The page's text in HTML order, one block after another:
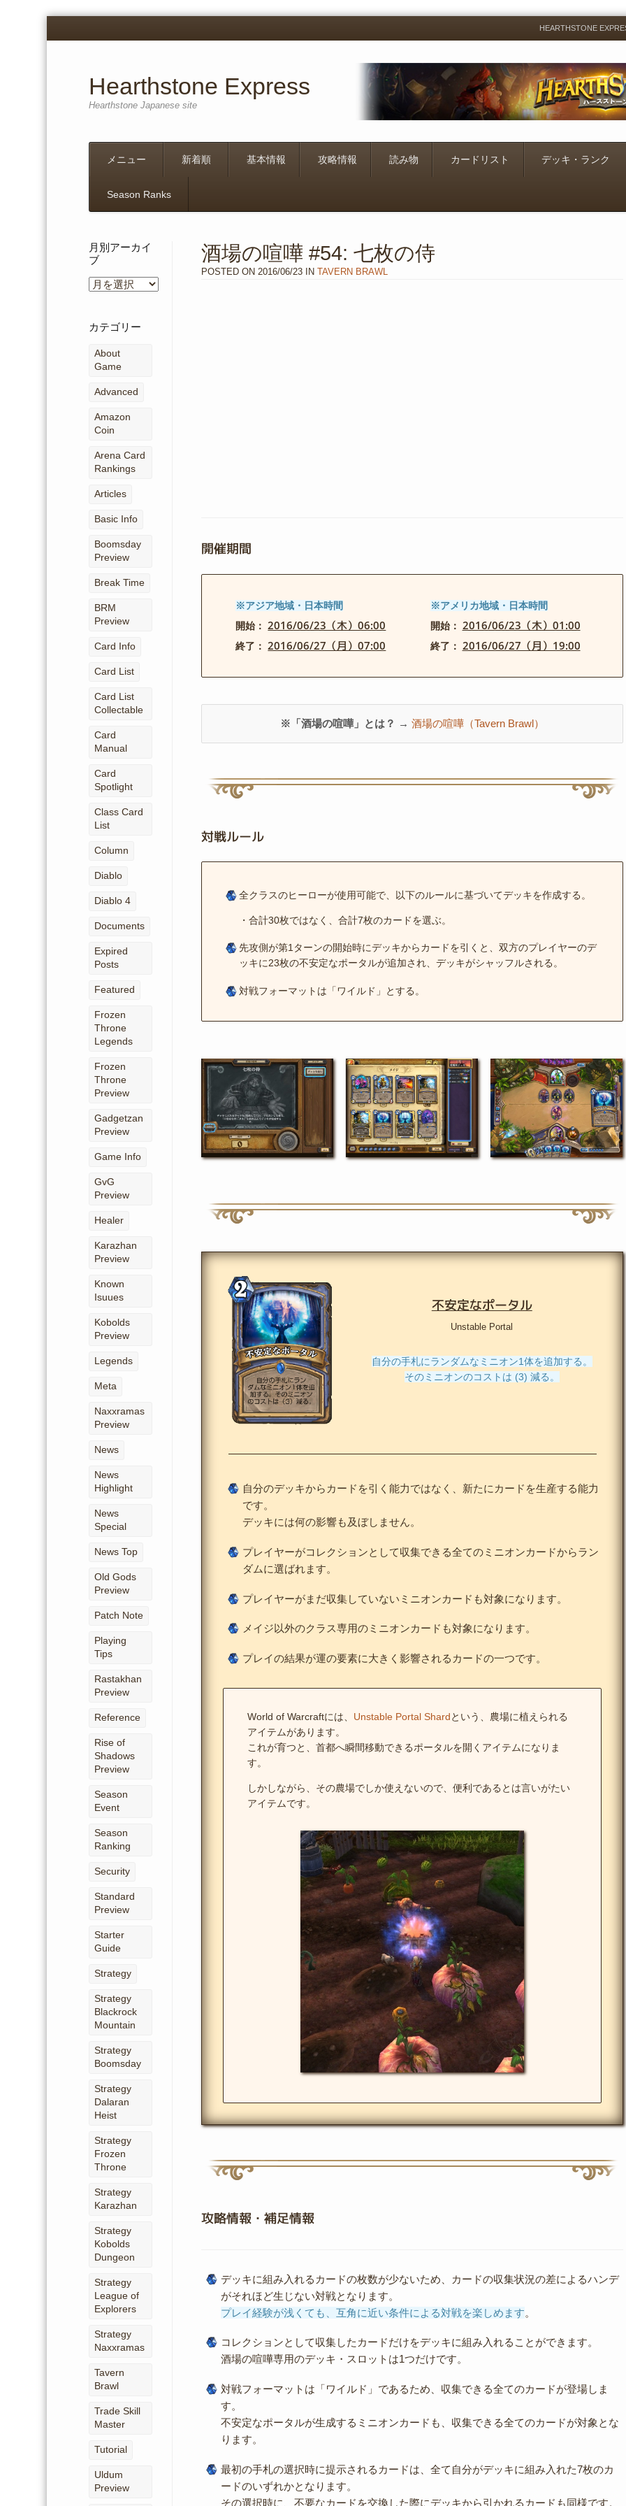
Menu
Skip
to
HEARTHSTONE
Hearthstone Express
Hearthstone Japanese site
メニュー 新着順 基本情報 攻略情報 読み物 カードリスト デッキ・ランク
Season Ranks
酒場の喧嘩 #54: 七枚の侍
POSTED ON 2016/06/23 INTAVERN BRAWL
開催期間
※アジア地域・日本時間
開始：2016/06/23（木）06:00
終了：2016/06/27（月）07:00
※アメリカ地域・日本時間
開始： 2016/06/23（木）01:00
終了： 2016/06/27（月）19:00
※「酒場の喧嘩」とは？ →酒場の喧嘩（Tavern Brawl）
対戦ルール
全クラスのヒーローが使用可能で、以下のルールに基づいてデッキを作成する。
・合計30枚ではなく、合計7枚のカードを選ぶ。
先攻側が第1ターンの開始時にデッキからカードを引くと、双方のプレイヤーのデ
ッキに23枚の不安定なポータルが追加され、デッキがシャッフルされる。
対戦フォーマットは「ワイルド」とする。
不安定なポータル
Unstable Portal
自分の手札にランダムなミニオン1体を追加する。
そのミニオンのコストは (3) 減る。
自分のデッキからカードを引く能力ではなく、新たにカードを生産する能力
です。
デッキには何の影響も及ぼしません。
プレイヤーがコレクションとして収集できる全てのミニオンカードからラン
ダムに選ばれます。
プレイヤーがまだ収集していないミニオンカードも対象になります。
メイジ以外のクラス専用のミニオンカードも対象になります。
プレイの結果が運の要素に大きく影響されるカードの一つです。
World of Warcraftには、 Unstable Portal Shardという、農場に植えられる
アイテムがあります。
これが育つと、首都へ瞬間移動できるポータルを開くアイテムになりま
す。
しかしながら、その農場でしか使えないので、便利であるとは言いがたい
アイテムです。
攻略情報・補足情報
デッキに組み入れるカードの枚数が少ないため、カードの収集状況の差によるハンデ
がそれほど生じない対戦となります。
プレイ経験が浅くても、互角に近い条件による対戦を楽しめます。
コレクションとして収集したカードだけをデッキに組み入れることができます。
酒場の喧嘩専用のデッキ・スロットは1つだけです。
対戦フォーマットは「ワイルド」であるため、収集できる全てのカードが登場しま
す。
不安定なポータルが生成するミニオンカードも、収集できる全てのカードが対象とな
ります。
最初の手札の選択時に提示されるカードは、全て自分がデッキに組み入れた7枚のカ
ードのいずれかとなります。
その選択時に、不要なカードを交換した際にデッキから引かれるカードも同様です。
月別アーカイ
ブ
月
ー
カ
イ
ブ
カテゴリー
About
Game
Advanced
Amazon
Coin
Arena Card
Rankings
Articles
Basic Info
Boomsday
Preview
Break Time
BRM
Preview
Card Info
Card List
Card List
Collectable
Card
Manual
Card
Spotlight
Class Card
List
Column
Diablo
Diablo 4
Documents
Expired
Posts
Featured
Frozen
Throne
Legends
Frozen
Throne
Preview
Gadgetzan
Preview
Game Info
GvG
Preview
Healer
Karazhan
Preview
Known
Isuues
Kobolds
Preview
Legends
Meta
Naxxramas
Preview
News
News
Highlight
News
Special
News Top
Old Gods
Preview
Patch Note
Playing
Tips
Rastakhan
Preview
Reference
Rise of
Shadows
Preview
Season
Event
Season
Ranking
Security
Standard
Preview
Starter
Guide
Strategy
Strategy
Blackrock
Mountain
Strategy
Boomsday
Strategy
Dalaran
Heist
Strategy
Frozen
Throne
Strategy
Karazhan
Strategy
Kobolds
Dungeon
Strategy
League of
Explorers
Strategy
Naxxramas
Tavern
Brawl
Trade Skill
Master
Tutorial
Uldum
Preview